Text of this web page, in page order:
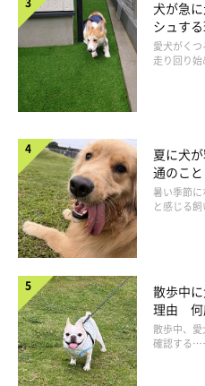
心配しなくてよい場
犬が急
シュす
愛犬がく
走り回り
夏に犬
通のこ
は
暑い季節
と感じる
散歩中
理由 何
なぜ？
散歩中、
確認する